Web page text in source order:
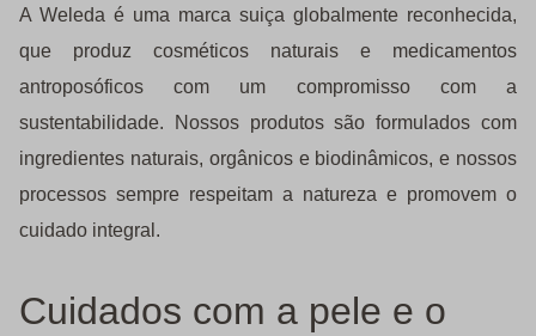
A Weleda é uma marca suiça globalmente reconhecida,
que produz cosméticos naturais e medicamentos
antroposóficos com um compromisso com a
sustentabilidade. Nossos produtos são formulados com
ingredientes naturais, orgânicos e biodinâmicos, e nossos
processos sempre respeitam a natureza e promovem o
cuidado integral.
Cuidados com a pele e o